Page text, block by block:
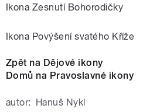
Ikona Zesnutí Bohorodičky
Ikona Povýšení svatého Kříže
Zpět na Dějové ikony
Domů na Pravoslavné ikony
autor: Hanuš Nykl